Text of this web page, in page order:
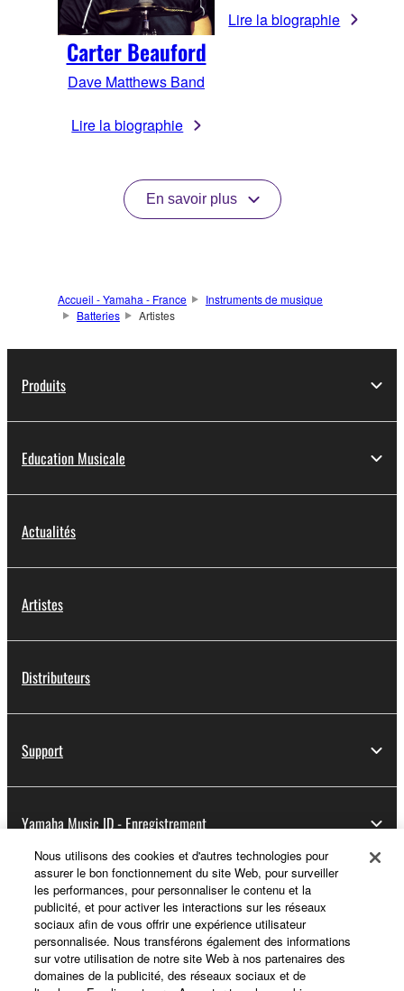
Carter Beauford
Dave Matthews Band
Lire la biographie
Lire la biographie
En savoir plus
Accueil - Yamaha - France
Instruments de musique
Batteries
Artistes
Produits
Education Musicale
Actualités
Artistes
Distributeurs
Support
Yamaha Music ID - Enregistrement
A propos de Yamaha
France - French
Nous utilisons des cookies et d'autres technologies pour
assurer le bon fonctionnement du site Web, pour surveiller
les performances, pour personnaliser le contenu et la
publicité, et pour activer les interactions sur les réseaux
sociaux afin de vous offrir une expérience utilisateur
personnalisée. Nous transférons également des informations
sur votre utilisation de notre site Web à nos partenaires des
domaines de la publicité, des réseaux sociaux et de